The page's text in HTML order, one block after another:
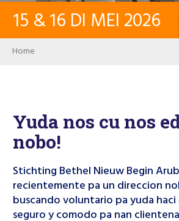
Search
15 &16 DI MEI 2026
Breadcrumb
Home
Yuda nos cu nos
nobo!
Stichting Bethel Nieuw Begin
recientemente pa un direccion
buscando voluntario pa yuda haci
seguro y comodo pa nan